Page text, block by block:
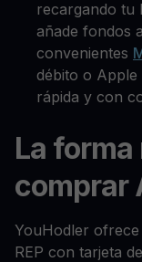
recargando tu
añade fondos
convenientes
débito o
rápida y con
La
comprar
YouHodler
REP con tarjeta